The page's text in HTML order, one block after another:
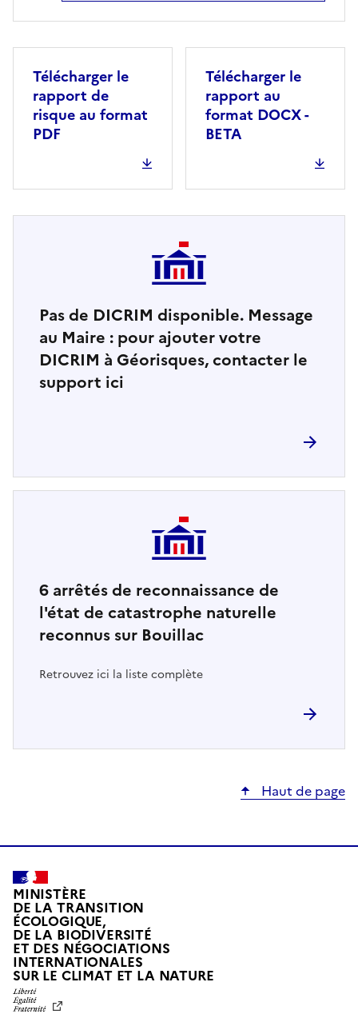
Télécharger le
rapport de
risque au format
PDF
Télécharger le
rapport au
format DOCX -
BETA
Pas de DICRIM disponible. Message
au Maire : pour ajouter votre
DICRIM à Géorisques, contacter le
support ici
6 arrêtés de reconnaissance de
l'état de catastrophe naturelle
reconnus sur Bouillac
Retrouvez ici la liste complète
Haut de page
MINISTÈRE
DE LA TRANSITION
ÉCOLOGIQUE,
DE LA BIODIVERSITÉ
ET DES NÉGOCIATIONS
INTERNATIONALES
SUR LE CLIMAT ET LA NATUREL